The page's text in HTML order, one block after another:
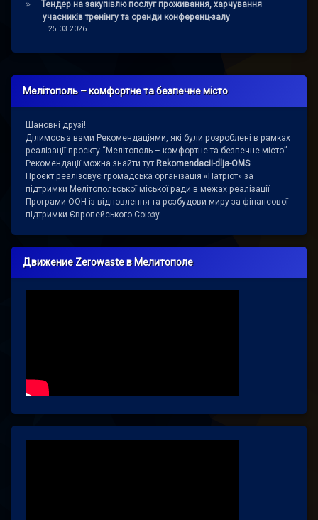
Тендер на закупівлю послуг проживання, харчування
учасників тренінгу та оренди конференц-залу
25.03.2026
Мелітополь – комфортне та безпечне місто
Шановні друзі!
Ділимось з вами Рекомендаціями, які були розроблені в рамках
реалізації проєкту “Мелітополь – комфортне та безпечне місто”
Рекомендації можна знайти тут Rekomendacii-dlja-OMS
Проєкт реалізовує громадська організація «Патріот» за
підтримки Мелітопольської міської ради в межах реалізації
Програми ООН із відновлення та розбудови миру за фінансової
підтримки Європейського Союзу.
Движение Zerowaste в Мелитополе